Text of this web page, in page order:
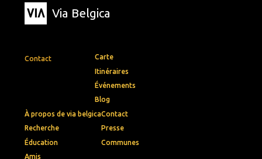
Via Belgica
Contact
Carte
Itinéraires
Événements
Blog
À propos de via belgica
Recherche
Éducation
Amis
Contact
Presse
Communes